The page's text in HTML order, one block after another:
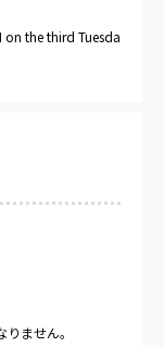
on the third Tuesda
ません。